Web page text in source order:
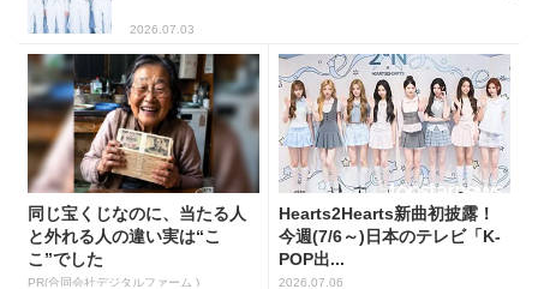
2026.07.03
同じ宝くじなのに、当たる人
と外れる人の違い実は“こ
こ”でした
PR(合同会社デジタルファーム )
Hearts2Hearts新曲初披露！
今週(7/6～)日本のテレビ「K-
POP出...
2026.07.06